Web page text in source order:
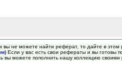
вы не можете найти реферат, то дайте в
Если у вас есть свои рефераты и вы готовы
вы можете пополнить нашу коллекцию своими